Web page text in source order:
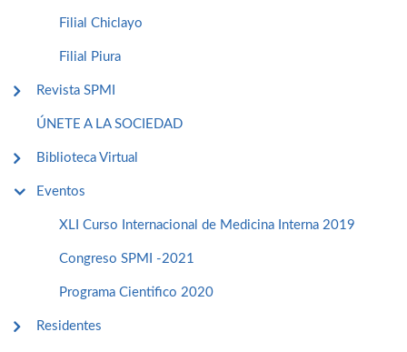
Filial Chiclayo
Filial Piura
Revista SPMI
ÚNETE A LA SOCIEDAD
Biblioteca Virtual
Eventos
XLI Curso Internacional de Medicina Interna 2019
Congreso SPMI -2021
Programa Cientifico 2020
Residentes